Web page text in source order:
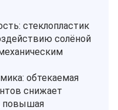
стеклопластик
солёной
обтекаемая
снижает
повышая